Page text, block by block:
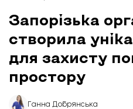
Запорізька
створила
для захисту
простору
Ганна Добрянська